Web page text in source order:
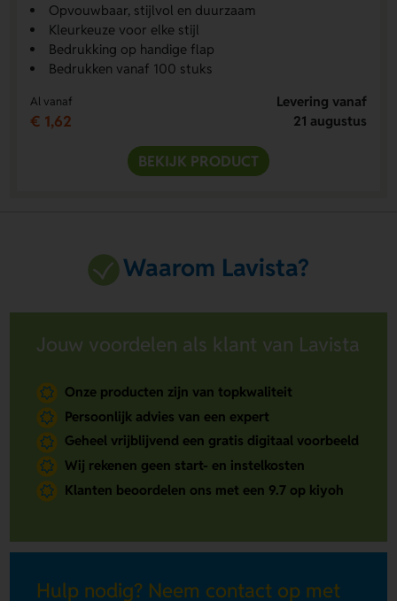
Opvouwbaar, stijlvol en duurzaam
Kleurkeuze voor elke stijl
Bedrukking op handige flap
Bedrukken vanaf 100 stuks
Al vanaf
€ 1,62
Levering vanaf
21 augustus
BEKIJK PRODUCT
Waarom Lavista?
Jouw voordelen als klant van Lavista
Onze producten zijn van topkwaliteit
Persoonlijk advies van een expert
Geheel vrijblijvend een gratis digitaal voorbeeld
Wij rekenen geen start- en instelkosten
Klanten beoordelen ons met een 9.7 op kiyoh
Hulp nodig? Neem contact op met